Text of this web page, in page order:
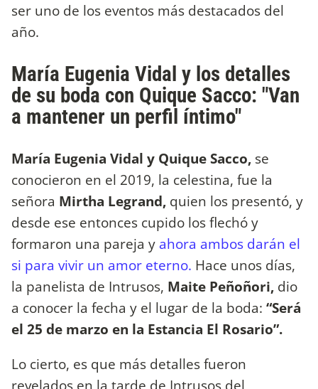
ser uno de los eventos más destacados del
año.
María Eugenia Vidal y los detalles
de su boda con Quique Sacco: "Van
a mantener un perfil íntimo"
María Eugenia Vidal y Quique Sacco, se
conocieron en el 2019, la celestina, fue la
señora Mirtha Legrand, quien los presentó, y
desde ese entonces cupido los flechó y
formaron una pareja y ahora ambos darán el
si para vivir un amor eterno. Hace unos días,
la panelista de Intrusos, Maite Peñoñori, dio
a conocer la fecha y el lugar de la boda: “Será
el 25 de marzo en la Estancia El Rosario”.
Lo cierto, es que más detalles fueron
revelados en la tarde de Intrusos del